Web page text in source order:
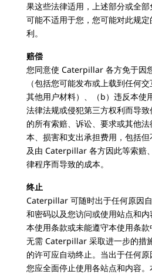
果这些法律适用，上述部分或全
可能不适用于您，您可能对此规
利。
赔偿
您同意使 Caterpillar 各方免于因
（包括您可能发布或上载到任何
其他用户材料）、（b）违反本使
法律法规或侵犯第三方权利而导
的所有索赔、诉讼、要求或其他
本、损害和支出承担费用，包括
及由 Caterpillar 各方因此等索赔
律程序而导致的成本。
终止
Caterpillar 可随时出于任何原因
和密码以及您访问或使用站点和
本使用条款或未能遵守本使用条
无需 Caterpillar 采取进一步的措
的许可应自动终止。当出于任何原
您应全面停止使用各站点和内容